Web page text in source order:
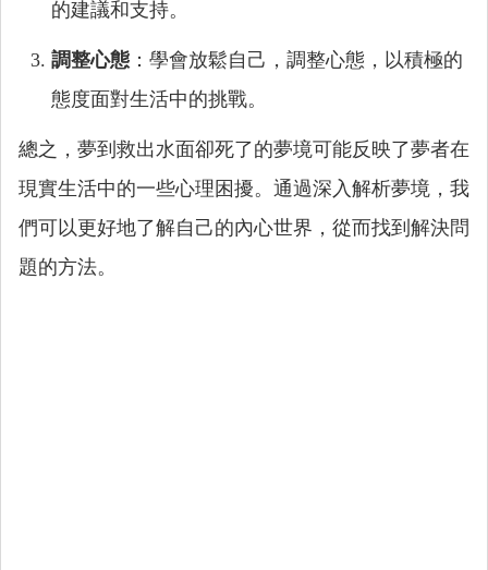
的建議和支持。
調整心態 ：學會放鬆自己，調整心態，以積極的
態度面對生活中的挑戰。
總之，夢到救出水面卻死了的夢境可能反映了夢者在
現實生活中的一些心理困擾。通過深入解析夢境，我
們可以更好地了解自己的內心世界，從而找到解決問
題的方法。